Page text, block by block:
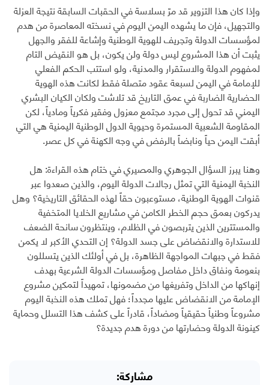
وإذا كان هذا التزوير قد مرّ بسلاسة في الحقبات السابقة نتيجة العزلة
والتجهيل، فإن ما يشهده اليمن اليوم في نسخته المعاصرة من هدم
لمؤسسات الدولة وتجريف للهوية الوطنية وإشاعة للفقر والجهل
يثبت أن هذا المشروع ليس دولة ولن يكون، بل هو النقيض التام
لمفهوم الدولة والاستقرار والمدنية، ولو استتب الحكم الفعلي
للإمامة في اليمن لسبعة عقود متصلة فقط لكانت هذه الهوية
الحضارية الضاربة في عمق التاريخ قد تلاشت ولكان الكيان البشري
اليمني قد تحول إلى مجرد مجتمع معزول وفقير فكرياً ومادياً، لكن
المقاومة الشعبية المستمرة وحيوية الدول الوطنية اليمنية هي التي
أبقت اليمن حياً ونابضاً بالرفض في وجه الكهنة في كل عصر.
وهنا يبرز السؤال الجوهري والمصيري في ختام هذه القراءة: هل
النخبة اليمنية التي تمثل رجالات الدولة اليوم، والذين صعدوا عبر
قنوات الهوية الوطنية، مستوعبون حقاً لهذه الحقائق التاريخية؟ وهل
يدركون بعمق حجم الخطر الكامن في مشاريع الخلايا المتخفية
والمستترين الذين يتربصون في الظلام، وينتظرون سانحة الضعف
للاستدارة والانقضاض على جسد الدولة؟ إن التحدي الأكبر لا يكمن
فقط في جبهات المواجهة الظاهرة، بل في أولئك الذين يتسللون
بنعومة ونفاق داخل مفاصل ومؤسسات الدولة الشرعية بهدف
إنهاكها من الداخل وتفريغها من مضمونها، تمهيداً لتمكين مشروع
الإمامة من الانقضاض عليها مجدداً؛ فهل تملك هذه النخبة اليوم
مشروعاً وطنياً حقيقياً ومضاداً، قادراً على كشف هذا التسلل وحماية
كينونة الدولة وحضارتها من دورة هدم جديدة؟
مشاركة: